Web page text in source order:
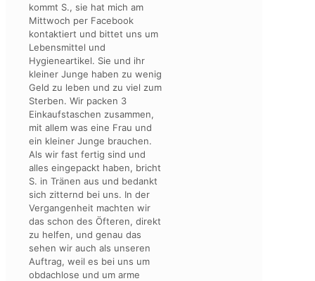
kommt S., sie hat mich am
Mittwoch per Facebook
kontaktiert und bittet uns um
Lebensmittel und
Hygieneartikel. Sie und ihr
kleiner Junge haben zu wenig
Geld zu leben und zu viel zum
Sterben. Wir packen 3
Einkaufstaschen zusammen,
mit allem was eine Frau und
ein kleiner Junge brauchen.
Als wir fast fertig sind und
alles eingepackt haben, bricht
S. in Tränen aus und bedankt
sich zitternd bei uns. In der
Vergangenheit machten wir
das schon des Öfteren, direkt
zu helfen, und genau das
sehen wir auch als unseren
Auftrag, weil es bei uns um
obdachlose und um arme